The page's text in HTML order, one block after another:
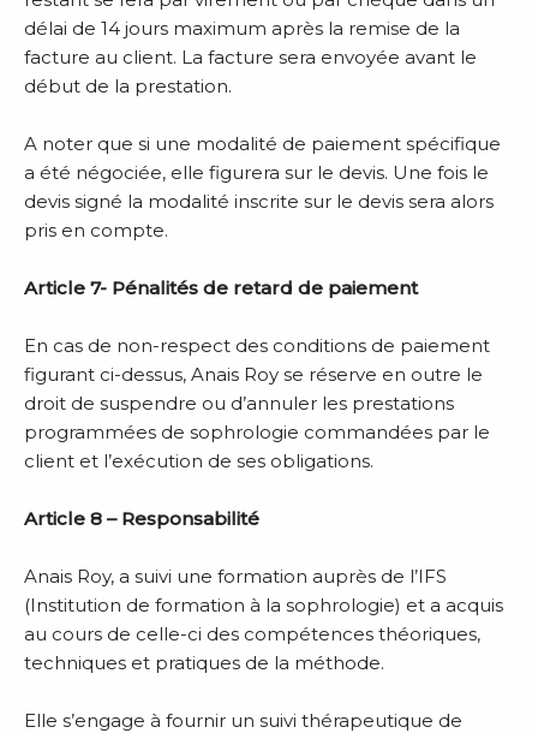
délai de 14 jours maximum après la remise de la
facture au client. La facture sera envoyée avant le
début de la prestation.
A noter que si une modalité de paiement spécifique
a été négociée, elle figurera sur le devis. Une fois le
devis signé la modalité inscrite sur le devis sera alors
pris en compte.
Article 7- Pénalités de retard de paiement
En cas de non-respect des conditions de paiement
figurant ci-dessus, Anais Roy se réserve en outre le
droit de suspendre ou d’annuler les prestations
programmées de sophrologie commandées par le
client et l’exécution de ses obligations.
Article 8 – Responsabilité
Anais Roy, a suivi une formation auprès de l’IFS
(Institution de formation à la sophrologie) et a acquis
au cours de celle-ci des compétences théoriques,
techniques et pratiques de la méthode.
Elle s’engage à fournir un suivi thérapeutique de